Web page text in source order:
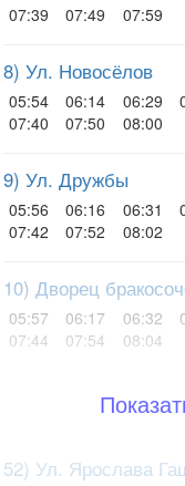
07:39
07:49 07:59
8) Ул. Новосёлов
05:54 06:14 06:29
07:40
07:50 08:00
9) Ул. Дружбы
05:56 06:16 06:31
07:42
07:52 08:02
10) Дворец
05:57 06:17 06:32
07:44
07:54 08:04
52) Ул. Ярослава